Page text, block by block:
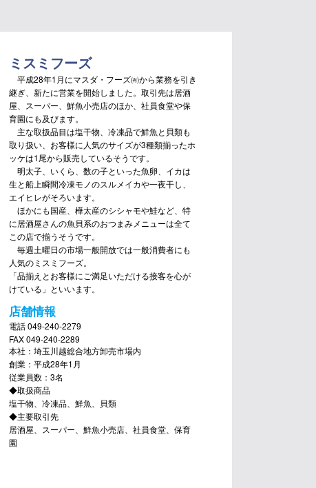
ミスミフーズ
平成28年1月にマスダ・フーズ㈲から業務を引き
継ぎ、新たに営業を開始しました。取引先は居酒
屋、スーパー、鮮魚小売店のほか、社員食堂や保
育園にも及びます。
主な取扱品目は塩干物、冷凍品で鮮魚と貝類も
取り扱い、お客様に人気のサイズが3種類揃ったホ
ッケは1尾から販売しているそうです。
明太子、いくら、数の子といった魚卵、イカは
生と船上瞬間冷凍モノのスルメイカや一夜干し、
エイヒレがそろいます。
ほかにも国産、樺太産のシシャモや鮭など、特
に居酒屋さんの魚貝系のおつまみメニューは全て
この店で揃うそうです。
毎週土曜日の市場一般開放では一般消費者にも
人気のミスミフーズ。
「品揃えとお客様にご満足いただける接客を心が
けている」といいます。
店舗情報
電話 049-240-2279
FAX 049-240-2289
本社：埼玉川越総合地方卸売市場内
創業：平成28年1月
従業員数：3名
◆取扱商品
塩干物、冷凍品、鮮魚、貝類
◆主要取引先
居酒屋、スーパー、鮮魚小売店、社員食堂、保育
園